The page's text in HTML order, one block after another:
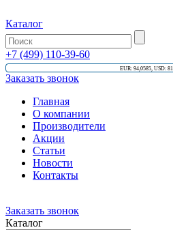
Каталог
+7 (499) 110-39-60
EUR: 94,0585, USD:
Заказать звонок
Главная
О компании
Производители
Акции
Статьи
Новости
Контакты
Заказать звонок
Каталог